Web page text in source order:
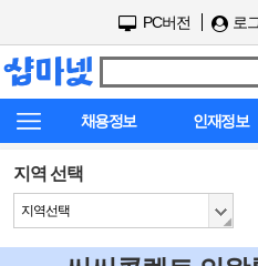
PC버전 로
채용정보 인재정보
지역 선택
지역선택